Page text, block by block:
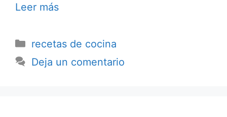
Leer más
recetas de cocina
Deja un comentario